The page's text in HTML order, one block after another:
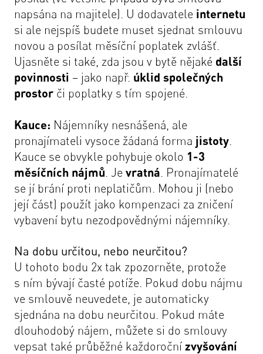
napsána na majitele). U dodavatele internetu
si ale nejspíš budete muset sjednat smlouvu
novou a posílat měsíční poplatek zvlášť.
Ujasněte si také, zda jsou v bytě nějaké další
povinnosti – jako např. úklid společných
prostor či poplatky s tím spojené.
Kauce: Nájemníky nesnášená, ale
pronajímateli vysoce žádaná forma jistoty.
Kauce se obvykle pohybuje okolo 1-3
měsíčních nájmů. Je vratná. Pronajímatelé
se jí brání proti neplatičům. Mohou ji (nebo
její část) použít jako kompenzaci za zničení
vybavení bytu nezodpovědnými nájemníky.
Na dobu určitou, nebo neurčitou?
U tohoto bodu 2x tak zpozorněte, protože
s ním bývají časté potíže. Pokud dobu nájmu
ve smlouvě neuvedete, je automaticky
sjednána na dobu neurčitou. Pokud máte
dlouhodobý nájem, můžete si do smlouvy
vepsat také průběžné každoroční zvyšování